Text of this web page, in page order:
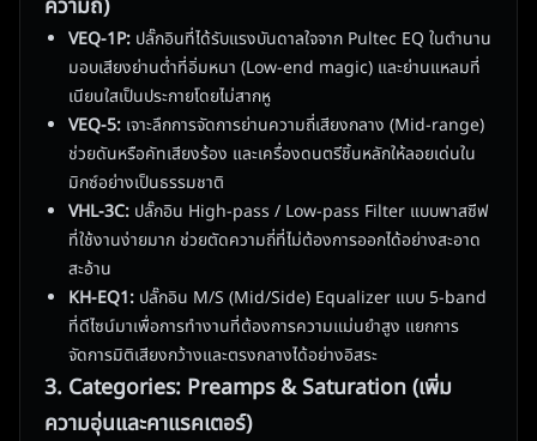
VEQ-1P: ปลั๊กอินที่ได้รับแรงบันดาลใจจาก Pultec EQ ในตำนาน
มอบเสียงย่านต่ำที่อิ่มหนา (Low-end magic) และย่านแหลมที่
เนียนใสเป็นประกายโดยไม่สากหู
VEQ-5: เจาะลึกการจัดการย่านความถี่เสียงกลาง (Mid-range)
ช่วยดันหรือคัทเสียงร้อง และเครื่องดนตรีชิ้นหลักให้ลอยเด่นใน
มิกซ์อย่างเป็นธรรมชาติ
VHL-3C: ปลั๊กอิน High-pass / Low-pass Filter แบบพาสซีฟ
ที่ใช้งานง่ายมาก ช่วยตัดความถี่ที่ไม่ต้องการออกได้อย่างสะอาด
สะอ้าน
KH-EQ1: ปลั๊กอิน M/S (Mid/Side) Equalizer แบบ 5-band
ที่ดีไซน์มาเพื่อการทำงานที่ต้องการความแม่นยำสูง แยกการ
จัดการมิติเสียงกว้างและตรงกลางได้อย่างอิสระ
3. Categories: Preamps & Saturation (เพิ่ม
ความอุ่นและคาแรคเตอร์)